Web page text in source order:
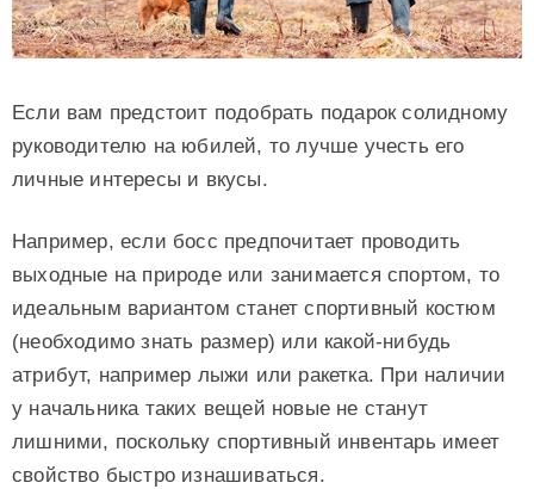
Если вам предстоит подобрать подарок солидному
руководителю на юбилей, то лучше учесть его
личные интересы и вкусы.
Например, если босс предпочитает проводить
выходные на природе или занимается спортом, то
идеальным вариантом станет спортивный костюм
(необходимо знать размер) или какой-нибудь
атрибут, например лыжи или ракетка. При наличии
у начальника таких вещей новые не станут
лишними, поскольку спортивный инвентарь имеет
свойство быстро изнашиваться.